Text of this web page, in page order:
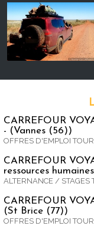
CARREFOUR
- (Vannes (56))
OFFRES D'EMPLOI
CARREFOUR
ressources
ALTERNANCE / STAGES
CARREFOUR
(St Brice (77))
OFFRES D'EMPLOI